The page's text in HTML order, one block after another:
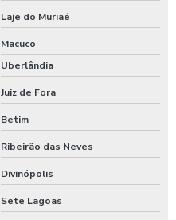
Laje do Muriaé
Macuco
Uberlândia
Juiz de Fora
Betim
Ribeirão das Neves
Divinópolis
Sete Lagoas